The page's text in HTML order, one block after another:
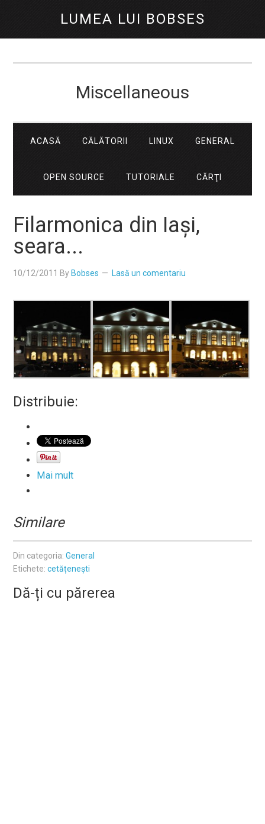
LUMEA LUI BOBSES
Miscellaneous
ACASĂ CĂLĂTORII LINUX GENERAL
OPEN SOURCE TUTORIALE CĂRŢI
Filarmonica din Iași,
seara...
10/12/2011 By Bobses Lasă un comentariu
Distribuie:
Mai mult
Similare
Din categoria:General
Etichete:cetățenești
Dă-ți cu părerea